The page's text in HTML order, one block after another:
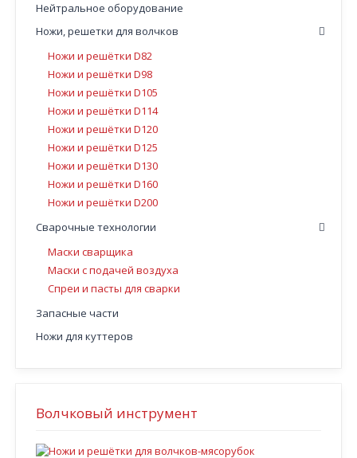
Нейтральное оборудование
Ножи, решетки для волчков
Ножи и решётки D82
Ножи и решётки D98
Ножи и решётки D105
Ножи и решётки D114
Ножи и решётки D120
Ножи и решётки D125
Ножи и решётки D130
Ножи и решётки D160
Ножи и решётки D200
Сварочные технологии
Маски сварщика
Маски с подачей воздуха
Спреи и пасты для сварки
Запасные части
Ножи для куттеров
Волчковый инструмент